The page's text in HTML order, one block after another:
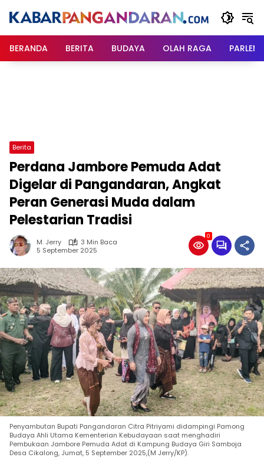
BERANDA
BERITA BUDAYA OLAH RAGA
Berita
Perdana Jambore Pemuda Adat
Digelar di Pangandaran, Angkat
Peran Generasi Muda dalam
Pelestarian Tradisi
M. Jerry
3 Min Baca
5 September 2025
0
Penyambutan Bupati Pangandaran Citra Pitriyami didampingi Pamong
Budaya Ahli Utama Kementerian Kebudayaan saat menghadiri
Pembukaan Jambore Pemuda Adat di Kampung Budaya Giri Samboja
Desa Cikalong, Jumat, 5 September 2025,(M Jerry/KP).